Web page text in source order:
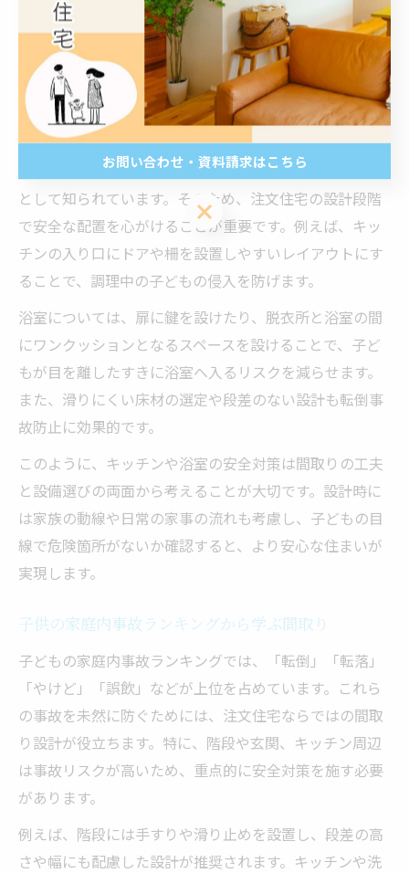
将来の成長も見据えた柔軟な設計が求められます。特に
事故リスクの高い玄関や階段周辺には、脱走防止ロック
やチャイルドロック付き設備の導入も検討しましょう。
キッチンや浴室の安全な配置が事故防止に重要
キッチンや浴室は家庭内で子どもの事故が多発する場所
として知られています。そのため、注文住宅の設計段階
で安全な配置を心がけることが重要です。例えば、キッ
チンの入り口にドアや柵を設置しやすいレイアウトにす
ることで、調理中の子どもの侵入を防げます。
浴室については、扉に鍵を設けたり、脱衣所と浴室の間
にワンクッションとなるスペースを設けることで、子ど
もが目を離したすきに浴室へ入るリスクを減らせます。
また、滑りにくい床材の選定や段差のない設計も転倒事
故防止に効果的です。
このように、キッチンや浴室の安全対策は間取りの工夫
と設備選びの両面から考えることが大切です。設計時に
は家族の動線や日常の家事の流れも考慮し、子どもの目
線で危険箇所がないか確認すると、より安心な住まいが
実現します。
子供の家庭内事故ランキングから学ぶ間取り
子どもの家庭内事故ランキングでは、「転倒」「転落」
「やけど」「誤飲」などが上位を占めています。これら
の事故を未然に防ぐためには、注文住宅ならではの間取
り設計が役立ちます。特に、階段や玄関、キッチン周辺
は事故リスクが高いため、重点的に安全対策を施す必要
があります。
例えば、階段には手すりや滑り止めを設置し、段差の高
さや幅にも配慮した設計が推奨されます。キッチンや洗
お問い合わせ・資料請求はこちら
お問い合わせ・資料請求はこちら